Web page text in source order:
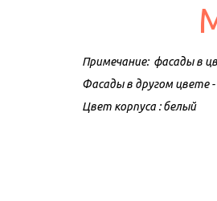
Примечание:  фасады в
Фасады в другом цвете -
Цвет корпуса : белый